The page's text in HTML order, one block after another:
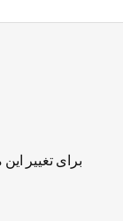
برای تغییر